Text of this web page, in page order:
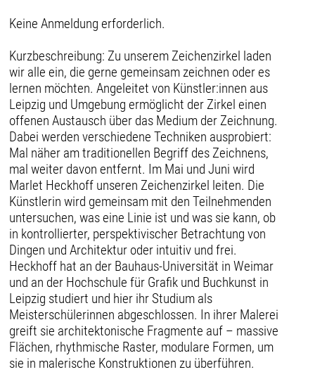
Keine Anmeldung erforderlich.
Kurzbeschreibung: Zu unserem Zeichenzirkel laden
wir alle ein, die gerne gemeinsam zeichnen oder es
lernen möchten. Angeleitet von Künstler:innen aus
Leipzig und Umgebung ermöglicht der Zirkel einen
offenen Austausch über das Medium der Zeichnung.
Dabei werden verschiedene Techniken ausprobiert:
Mal näher am traditionellen Begriff des Zeichnens,
mal weiter davon entfernt. Im Mai und Juni wird
Marlet Heckhoff unseren Zeichenzirkel leiten. Die
Künstlerin wird gemeinsam mit den Teilnehmenden
untersuchen, was eine Linie ist und was sie kann, ob
in kontrollierter, perspektivischer Betrachtung von
Dingen und Architektur oder intuitiv und frei.
Heckhoff hat an der Bauhaus-Universität in Weimar
und an der Hochschule für Grafik und Buchkunst in
Leipzig studiert und hier ihr Studium als
Meisterschülerinnen abgeschlossen. In ihrer Malerei
greift sie architektonische Fragmente auf – massive
Flächen, rhythmische Raster, modulare Formen, um
sie in malerische Konstruktionen zu überführen.